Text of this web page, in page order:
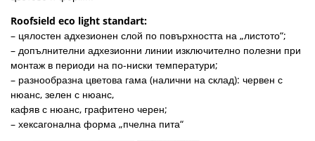
Roofsield eco light standart:
– цялостен адхезионен слой по повърхността на „листото“;
– допълнителни адхезионни линии изключително полезни при
монтаж в периоди на по-ниски температури;
– разнообразна цветова гама (налични на склад): червен с
нюанс, зелен с нюанс,
кафяв с нюанс, графитено черен;
– хексагонална форма „пчелна пита“